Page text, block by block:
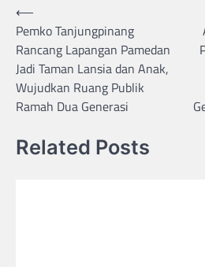
Post
navigation
⟵
Pemko Tanjungpinang
Rancang Lapangan Pamedan
Jadi Taman Lansia dan Anak,
Wujudkan Ruang Publik
Ramah Dua Generasi
Related Posts